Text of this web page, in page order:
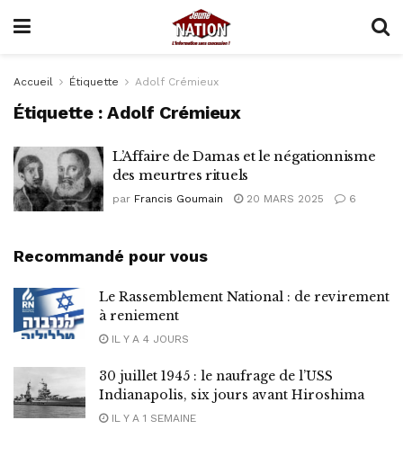
Accueil Étiquette Adolf Crémieux
Étiquette :Adolf Crémieux
L’Affaire de Damas et le négationnisme
des meurtres rituels
par Francis Goumain 20 MARS 2025 6
Recommandé pour vous
Le Rassemblement National : de revirement
à reniement
IL Y A 4 JOURS
30 juillet 1945 : le naufrage de l’USS
Indianapolis, six jours avant Hiroshima
IL Y A 1 SEMAINE